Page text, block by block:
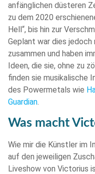
anfänglichen düsteren
zu dem 2020
Hell“, bis hin zur
Geplant war dies
zusammen und haben
Ideen, die sie, ohne zu
finden sie musikalische
des Powermetals wie
Guardian.
Was macht
Wie mir die Künstler im
auf den jeweiligen
Liveshow von Victorius